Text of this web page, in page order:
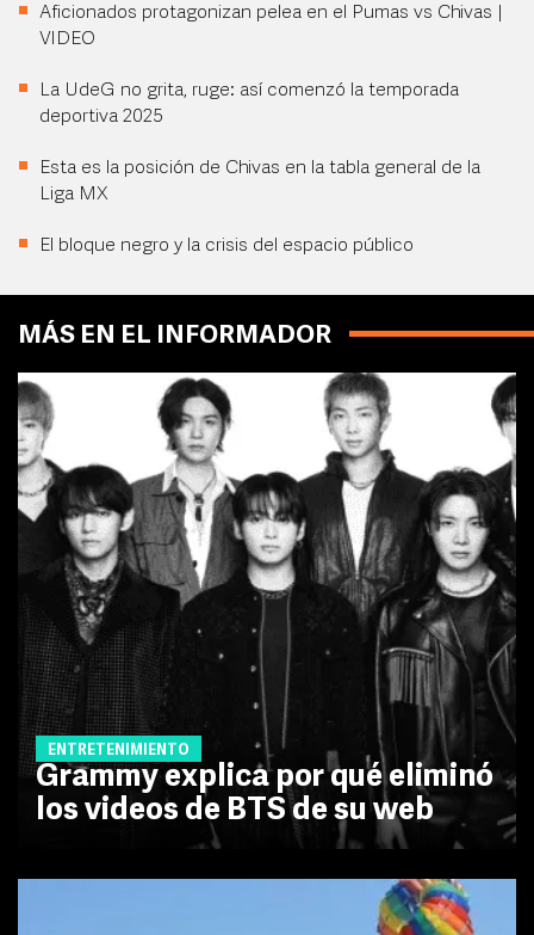
Aficionados protagonizan pelea en el Pumas vs Chivas |
VIDEO
La UdeG no grita, ruge: así comenzó la temporada
deportiva 2025
Esta es la posición de Chivas en la tabla general de la
Liga MX
El bloque negro y la crisis del espacio público
MÁS EN EL INFORMADOR
ENTRETENIMIENTO
Grammy explica por qué eliminó
los videos de BTS de su web